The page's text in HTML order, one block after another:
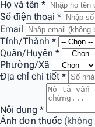
Họ và tên *
Số điện thoại *
Email
Tỉnh/Thành *
Quận/Huyện *
Phường/Xã
Địa chỉ chi tiết *
Nội dung *
Ảnh đơn thuốc